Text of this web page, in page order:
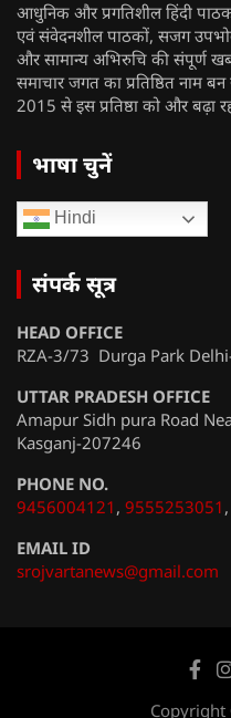
आधुनिक और प्रगतिशील हिंदी
एवं संवेदनशील पाठकों, सजग
और सामान्य अभिरुचि की संपूर्ण
समाचार जगत का प्रतिष्ठित नाम बन
2015 से इस प्रतिष्ठा को और बढ़ा
भाषा चुनें
Hindi
संपर्क सूत्र
HEAD OFFICE
RZA-3/73 Durga Park
UTTAR PRADESH OFFICE
Amapur Sidh pura Road
Kasganj-207246
PHONE NO.
9456004121 , 9555253051 ,
EMAIL ID
srojvartanews@gmail.com